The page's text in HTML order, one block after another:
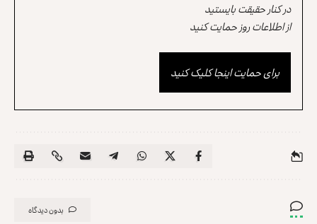
در کنار حقیقت بایستید
از اطلاعات روز حمایت کنید
برای حمایت اینجا کلیک کنید
بدون دیدگاه